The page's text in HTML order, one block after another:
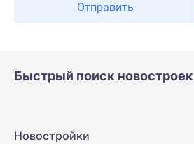
Отправить
Быстрый поиск новостроек
Новостройки